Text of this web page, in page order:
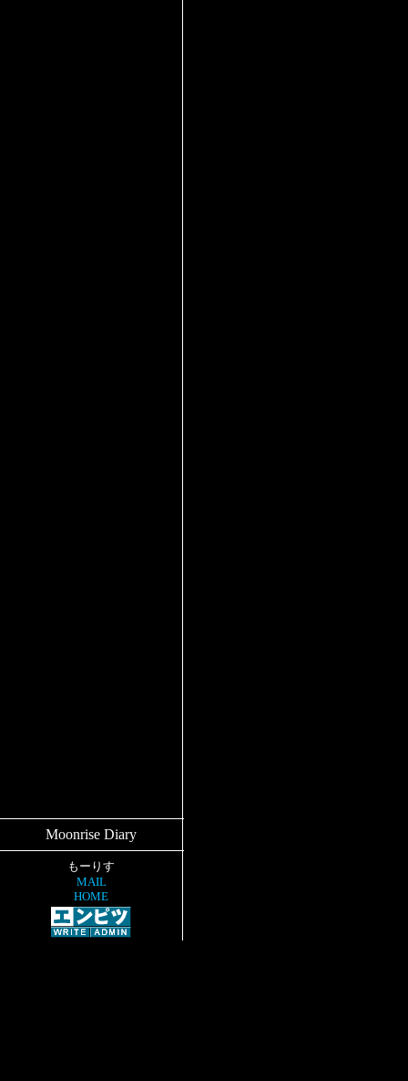
Moonrise Diary
もーりす
MAIL
HOME